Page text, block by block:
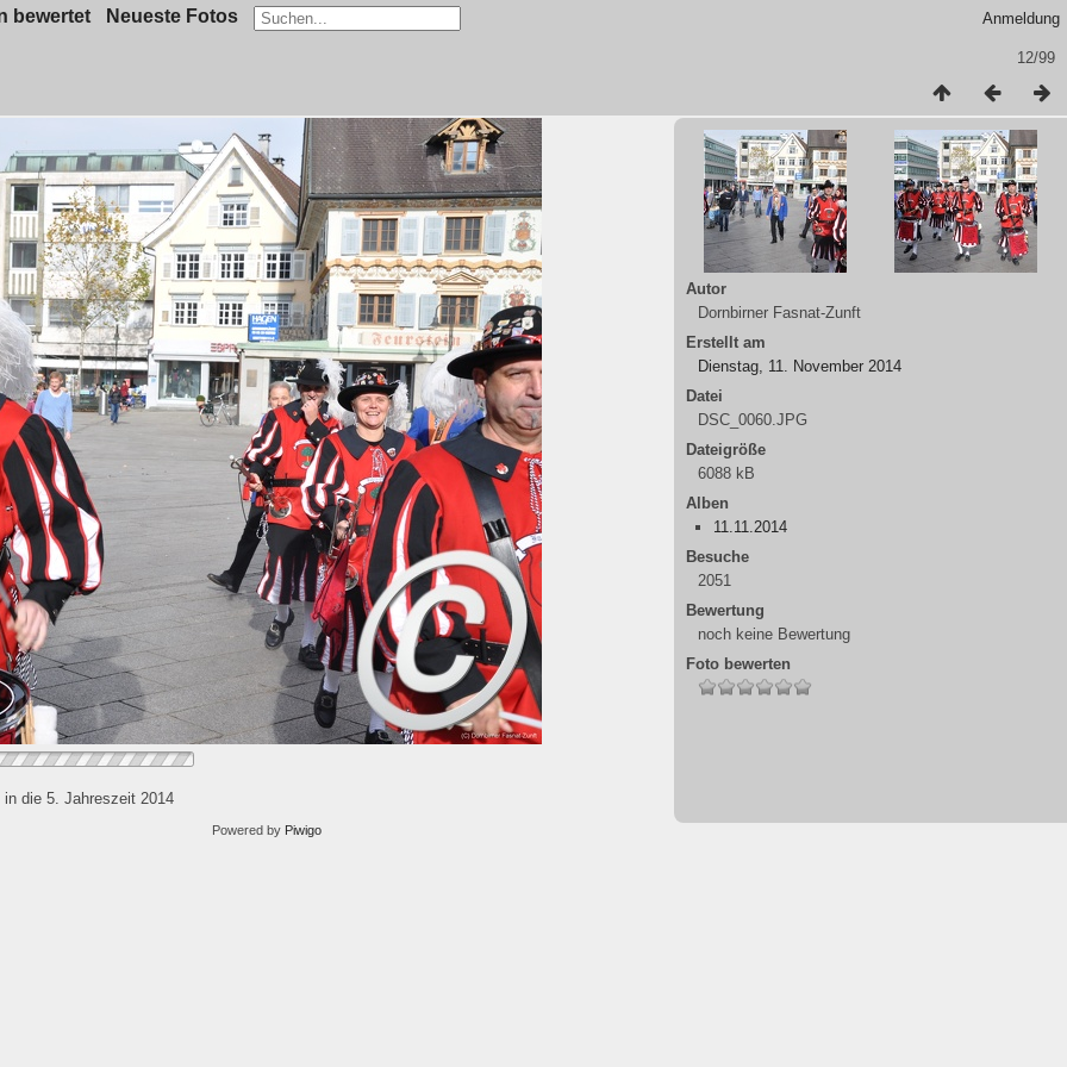
bewertet Neueste Fotos Anmeldung
12/99
in die 5. Jahreszeit 2014
Autor
Dornbirner Fasnat-Zunft
Erstellt am
Dienstag, 11. November 2014
Datei
DSC_0060.JPG
Dateigröße
6088 kB
Alben
11.11.2014
Besuche
2051
Bewertung
noch keine Bewertung
Foto bewerten
Powered by Piwigo